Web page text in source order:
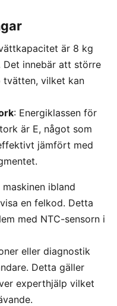
är 8 kg
innebär att större
tvätten, vilket kan
: Energiklassen för
är E, något som
jämfört med
ibland
en felkod. Detta
med NTC-sensorn i
eller diagnostik
Detta gäller
experthjälp vilket